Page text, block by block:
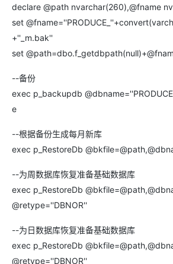
declare @path nvarchar(260),@fname
set
+''_m.bak''
set
--备份
exec p_backupdb
e
--根据备份生成每月新库
exec p_RestoreDb
--为周数据库恢复准备基础数据库
exec p_RestoreDb
@retype=''DBNOR''
--为日数据库恢复准备基础数据库
exec p_RestoreDb
@retype=''DBNOR''